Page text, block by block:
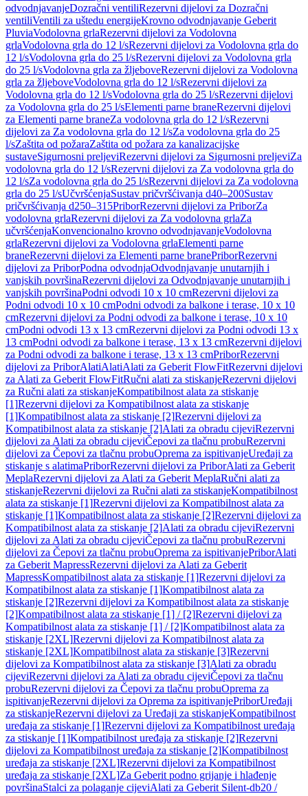
odvodnjavanjeDozračni ventiliRezervni dijelovi za Dozračni
ventiliVentili za uštedu energijeKrovno odvodnjavanje Geberit
PluviaVodolovna grlaRezervni dijelovi za Vodolovna
grlaVodolovna grla do 12 l/sRezervni dijelovi za Vodolovna grla do
12 l/sVodolovna grla do 25 l/sRezervni dijelovi za Vodolovna grla
do 25 l/sVodolovna grla za žljeboveRezervni dijelovi za Vodolovna
grla za žljeboveVodolovna grla do 12 l/sRezervni dijelovi za
Vodolovna grla do 12 l/sVodolovna grla do 25 l/sRezervni dijelovi
za Vodolovna grla do 25 l/sElementi parne braneRezervni dijelovi
za Elementi parne braneZa vodolovna grla do 12 l/sRezervni
dijelovi za Za vodolovna grla do 12 l/sZa vodolovna grla do 25
l/sZaštita od požaraZaštita od požara za kanalizacijske
sustaveSigurnosni preljeviRezervni dijelovi za Sigurnosni preljeviZa
vodolovna grla do 12 l/sRezervni dijelovi za Za vodolovna grla do
12 l/sZa vodolovna grla do 25 l/sRezervni dijelovi za Za vodolovna
grla do 25 l/sUčvršćenjaSustav pričvršćivanja d40–200Sustav
pričvršćivanja d250–315PriborRezervni dijelovi za PriborZa
vodolovna grlaRezervni dijelovi za Za vodolovna grlaZa
učvršćenjaKonvencionalno krovno odvodnjavanjeVodolovna
grlaRezervni dijelovi za Vodolovna grlaElementi parne
braneRezervni dijelovi za Elementi parne branePriborRezervni
dijelovi za PriborPodna odvodnjaOdvodnjavanje unutarnjih i
vanjskih površinaRezervni dijelovi za Odvodnjavanje unutarnjih i
vanjskih površinaPodni odvodi 10 x 10 cmRezervni dijelovi za
Podni odvodi 10 x 10 cmPodni odvodi za balkone i terase, 10 x 10
cmRezervni dijelovi za Podni odvodi za balkone i terase, 10 x 10
cmPodni odvodi 13 x 13 cmRezervni dijelovi za Podni odvodi 13 x
13 cmPodni odvodi za balkone i terase, 13 x 13 cmRezervni dijelovi
za Podni odvodi za balkone i terase, 13 x 13 cmPriborRezervni
dijelovi za PriborAlatiAlatiAlati za Geberit FlowFitRezervni dijelovi
za Alati za Geberit FlowFitRučni alati za stiskanjeRezervni dijelovi
za Ručni alati za stiskanjeKompatibilnost alata za stiskanje
[1]Rezervni dijelovi za Kompatibilnost alata za stiskanje
[1]Kompatibilnost alata za stiskanje [2]Rezervni dijelovi za
Kompatibilnost alata za stiskanje [2]Alati za obradu cijeviRezervni
dijelovi za Alati za obradu cijeviČepovi za tlačnu probuRezervni
dijelovi za Čepovi za tlačnu probuOprema za ispitivanjeUređaji za
stiskanje s alatimaPriborRezervni dijelovi za PriborAlati za Geberit
MeplaRezervni dijelovi za Alati za Geberit MeplaRučni alati za
stiskanjeRezervni dijelovi za Ručni alati za stiskanjeKompatibilnost
alata za stiskanje [1]Rezervni dijelovi za Kompatibilnost alata za
stiskanje [1]Kompatibilnost alata za stiskanje [2]Rezervni dijelovi za
Kompatibilnost alata za stiskanje [2]Alati za obradu cijeviRezervni
dijelovi za Alati za obradu cijeviČepovi za tlačnu probuRezervni
dijelovi za Čepovi za tlačnu probuOprema za ispitivanjePriborAlati
za Geberit MapressRezervni dijelovi za Alati za Geberit
MapressKompatibilnost alata za stiskanje [1]Rezervni dijelovi za
Kompatibilnost alata za stiskanje [1]Kompatibilnost alata za
stiskanje [2]Rezervni dijelovi za Kompatibilnost alata za stiskanje
[2]Kompatibilnost alata za stiskanje [1] / [2]Rezervni dijelovi za
Kompatibilnost alata za stiskanje [1] / [2]Kompatibilnost alata za
stiskanje [2XL]Rezervni dijelovi za Kompatibilnost alata za
stiskanje [2XL]Kompatibilnost alata za stiskanje [3]Rezervni
dijelovi za Kompatibilnost alata za stiskanje [3]Alati za obradu
cijeviRezervni dijelovi za Alati za obradu cijeviČepovi za tlačnu
probuRezervni dijelovi za Čepovi za tlačnu probuOprema za
ispitivanjeRezervni dijelovi za Oprema za ispitivanjePriborUređaji
za stiskanjeRezervni dijelovi za Uređaji za stiskanjeKompatibilnost
uređaja za stiskanje [1]Rezervni dijelovi za Kompatibilnost uređaja
za stiskanje [1]Kompatibilnost uređaja za stiskanje [2]Rezervni
dijelovi za Kompatibilnost uređaja za stiskanje [2]Kompatibilnost
uređaja za stiskanje [2XL]Rezervni dijelovi za Kompatibilnost
uređaja za stiskanje [2XL]Za Geberit podno grijanje i hlađenje
površinaStalci za polaganje cijeviAlati za Geberit Silent-db20 /